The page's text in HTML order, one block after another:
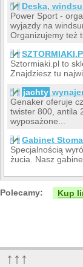
Deska,
Power Sport -
wyjazdy na
Organizujemy też
Sztormiaki.pl to
Znajdziesz tu
jachty
Genaker oferuje
twister 800, antila
wyposażone...
Gabinet
Specjalnością
żucia. Nasz
Polecamy: Kup
↑↑↑